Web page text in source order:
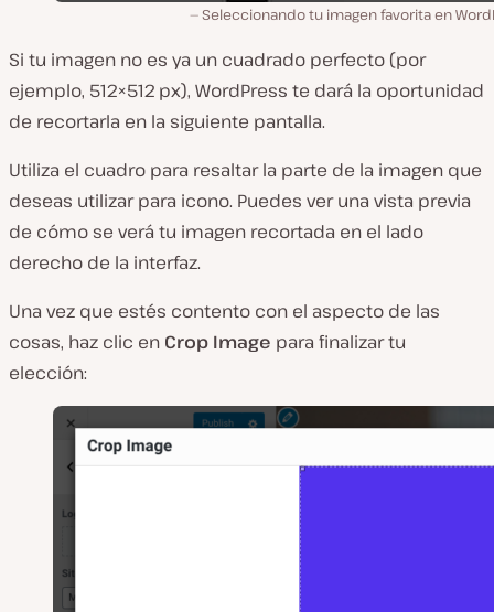
Seleccionando tu imagen favorita en
Si tu imagen no es ya un cuadrado perfecto (por
ejemplo, 512×512 px), WordPress te dará la oportunidad
de recortarla en la siguiente pantalla.
Utiliza el cuadro para resaltar la parte de la imagen que
deseas utilizar para icono. Puedes ver una vista previa
de cómo se verá tu imagen recortada en el lado
derecho de la interfaz.
Una vez que estés contento con el aspecto de las
cosas, haz clic en Crop Image para finalizar tu
elección: